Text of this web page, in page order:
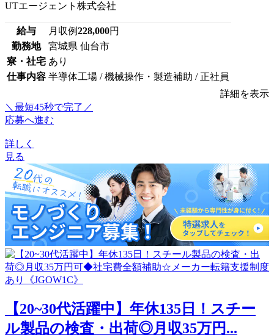
UTエージェント株式会社
給与 月収例228,000円
勤務地
宮城県 仙台市
寮・社宅 あり
仕事内容 半導体工場 / 機械操作・製造補助 / 正社員
詳細を表示
＼最短45秒で完了／
応募へ進む
詳しく
見る
【20~30代活躍中】年休135日！スチー
ル製品の検査・出荷◎月収35万円...